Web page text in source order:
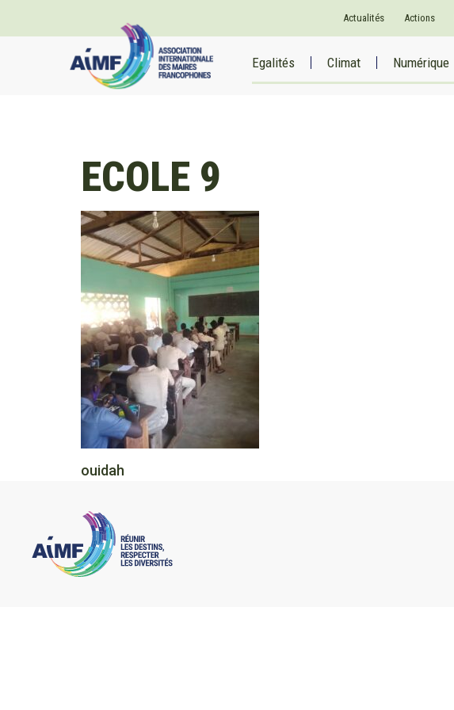
Actualités Actions
Egalités Climat Numérique
ECOLE 9
ouidah